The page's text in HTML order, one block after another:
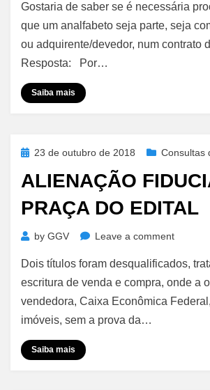
–
–
Gostaria de saber se é necessária
que um analfabeto seja parte, seja
ou adquirente/devedor, num contrato
Resposta: Por…
Saiba mais
Posted23 de outubro de 2018 Consultas
ALIENAÇÃO
PRAÇA DO EDITAL
by GGV Leave a commenton
–
Praça
Dois títulos foram desqualificados,
escritura de venda e compra, onde a
vendedora, Caixa Econômica
imóveis, sem a prova da…
Saiba mais